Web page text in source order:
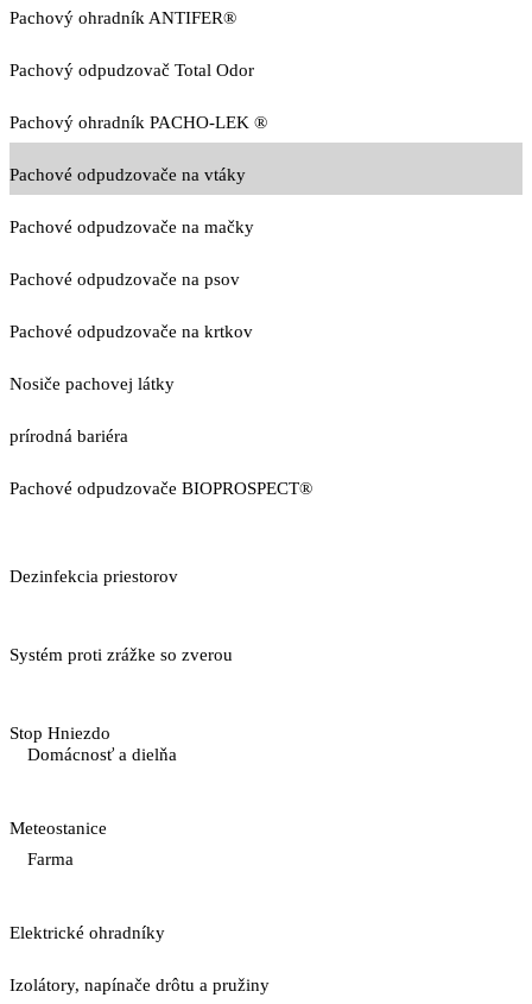
Pachový ohradník ANTIFER®
Pachový odpudzovač Total Odor
Pachový ohradník PACHO-LEK ®
Pachové odpudzovače na vtáky
Pachové odpudzovače na mačky
Pachové odpudzovače na psov
Pachové odpudzovače na krtkov
Nosiče pachovej látky
prírodná bariéra
Pachové odpudzovače BIOPROSPECT®
Dezinfekcia priestorov
Systém proti zrážke so zverou
Stop Hniezdo
Domácnosť a dielňa
Meteostanice
Farma
Elektrické ohradníky
Izolátory, napínače drôtu a pružiny